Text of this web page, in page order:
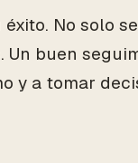
No solo
Un buen
y a tomar